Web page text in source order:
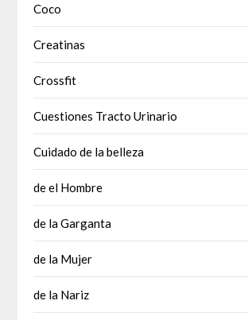
Coco
Creatinas
Crossfit
Cuestiones Tracto Urinario
Cuidado de la belleza
de el Hombre
de la Garganta
de la Mujer
de la Nariz